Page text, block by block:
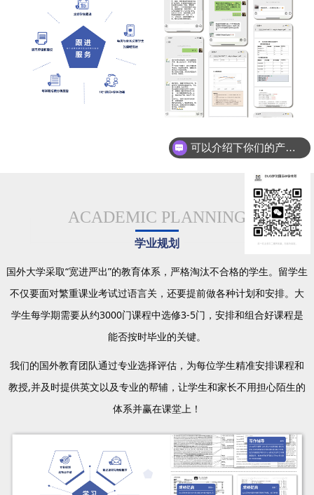
ACADEMIC PLANNING
学业规划
国外大学采取“宽进严出”的教育体系，严格淘汰不合格的学生。留学生
不仅要面对繁重课业考试过语言关，还要提前做各种计划和安排。大
学生每学期需要从约3000门课程中选修3-5门，安排和组合好课程是
能否按时毕业的关键。
我们的国外教育团队通过专业选择评估，为每位学生精准安排课程和
教授,并及时提供英文以及专业的帮辅，让学生和家长不用担心陌生的
体系并赢在课堂上！
可以介绍下你们的产品么